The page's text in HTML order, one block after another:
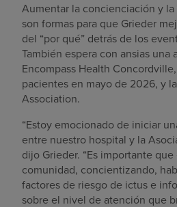
Aumentar la concienciación y
son formas para que Grieder
del “por qué” detrás de los
También espera con ansias una
Encompass Health
pacientes en mayo de 2026, y
Association.
“Estoy emocionado de iniciar
entre nuestro hospital y la
dijo Grieder. “Es importante
comunidad, concientizando,
factores de riesgo de ictus e
sobre el nivel de atención que